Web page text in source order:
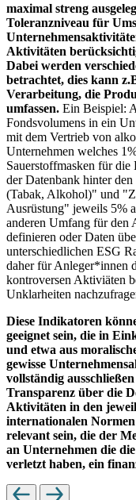
maximal streng
Toleranzniveau für
Aktivitäten
Dabei werden
betrachtet, dies kann
Verarbeitung, die
umfassen. Ein Beispiel:
Fondsvolumens in ein
mit dem Vertrieb von
Unternehmen welches
Sauerstoffmasken für
der Datenbank hinter
(Tabak, Alkohol)" und
Ausrüstung" jeweils 5%
anderen Umfang für den
definieren oder Daten
unterschiedlichen ESG
daher für Anleger*innen
kontroversen Aktiviäten
Unklarheiten
Diese Indikatoren
geeignet sein, die in
und etwa aus
gewisse
vollständig
Transparenz über die
Aktivitäten in den
internationalen
relevant sein, die der
an Unternehmen die
verletzt haben, ein